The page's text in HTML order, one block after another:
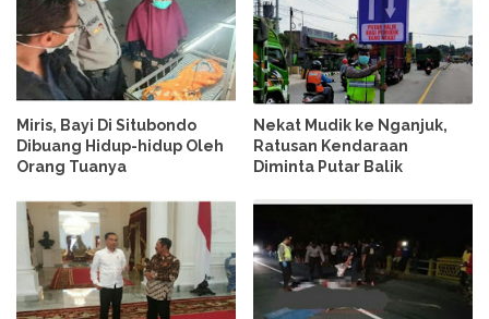
Miris, Bayi Di Situbondo
Dibuang Hidup-hidup Oleh
Orang Tuanya
Nekat Mudik ke Nganjuk,
Ratusan Kendaraan
Diminta Putar Balik